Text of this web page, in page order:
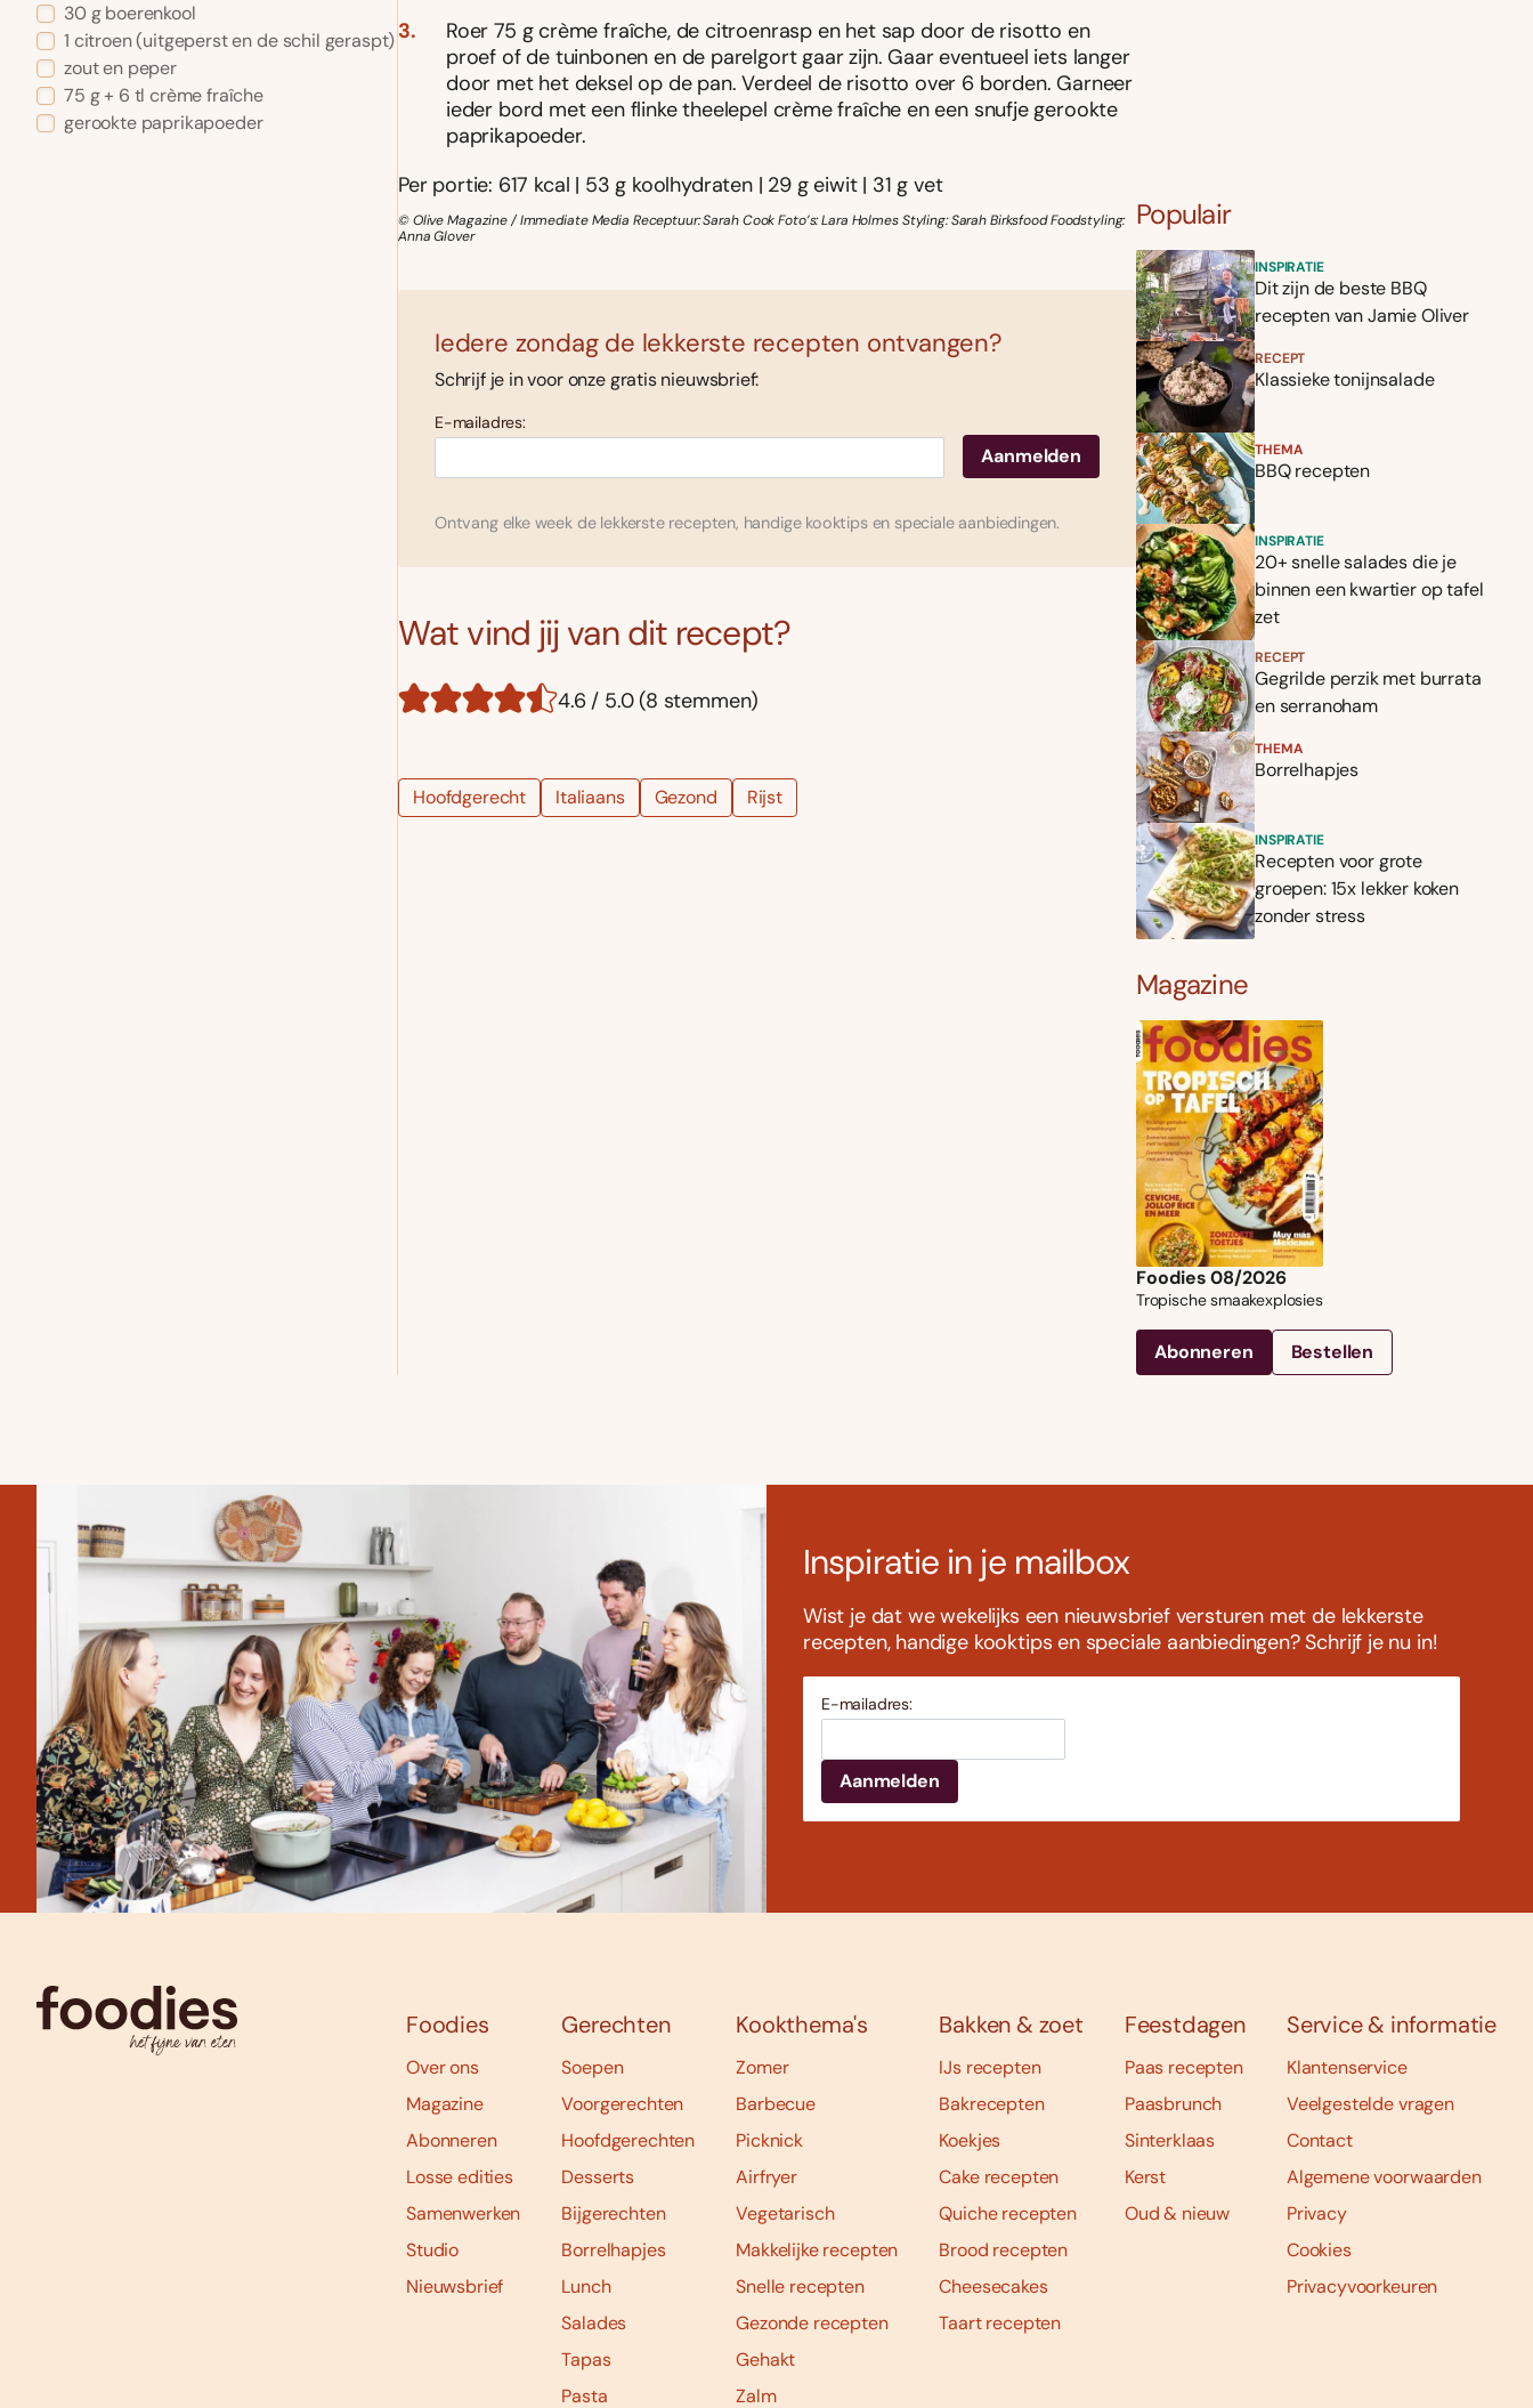
30 g boerenkool
1 citroen (uitgeperst en de schil geraspt)
zout en peper
75 g + 6 tl crème fraîche
gerookte paprikapoeder
Roer 75 g crème fraîche, de citroenrasp en het sap door de risotto en
proef of de tuinbonen en de parelgort gaar zijn. Gaar eventueel iets langer
door met het deksel op de pan. Verdeel de risotto over 6 borden. Garneer
ieder bord met een flinke theelepel crème fraîche en een snufje gerookte
paprikapoeder.
Per portie: 617 kcal | 53 g koolhydraten | 29 g eiwit | 31 g vet
© Olive Magazine / Immediate Media Receptuur: Sarah Cook Foto’s: Lara Holmes Styling: Sarah Birksfood Foodstyling:
Anna Glover
Iedere zondag de lekkerste recepten ontvangen?
Schrijf je in voor onze gratis nieuwsbrief:
E-mailadres:
Ontvang elke week de lekkerste recepten, handige kooktips en speciale aanbiedingen.
Wat vind jij van dit recept?
4.6 / 5.0 (8 stemmen)
Hoofdgerecht Italiaans Gezond Rijst
Populair
INSPIRATIE
Dit zijn de beste BBQ
recepten van Jamie Oliver
RECEPT
Klassieke tonijnsalade
THEMA
BBQ recepten
INSPIRATIE
20+ snelle salades die je
binnen een kwartier op tafel
zet
RECEPT
Gegrilde perzik met burrata
en serranoham
THEMA
Borrelhapjes
INSPIRATIE
Recepten voor grote
groepen: 15x lekker koken
zonder stress
Magazine
Foodies 08/2026
Tropische smaakexplosies
Abonneren Bestellen
Inspiratie in je mailbox
Wist je dat we wekelijks een nieuwsbrief versturen met de lekkerste
recepten, handige kooktips en speciale aanbiedingen? Schrijf je nu in!
E-mailadres:
Foodies
Over ons
Magazine
Abonneren
Losse edities
Samenwerken
Studio
Nieuwsbrief
Gerechten
Soepen
Voorgerechten
Hoofdgerechten
Desserts
Bijgerechten
Borrelhapjes
Lunch
Salades
Tapas
Pasta
Kookthema's
Zomer
Barbecue
Picknick
Airfryer
Vegetarisch
Makkelijke recepten
Snelle recepten
Gezonde recepten
Gehakt
Zalm
Bakken & zoet
IJs recepten
Bakrecepten
Koekjes
Cake recepten
Quiche recepten
Brood recepten
Cheesecakes
Taart recepten
Feestdagen
Paas recepten
Paasbrunch
Sinterklaas
Kerst
Oud & nieuw
Service & informatie
Klantenservice
Veelgestelde vragen
Contact
Algemene voorwaarden
Privacy
Cookies
Privacyvoorkeuren